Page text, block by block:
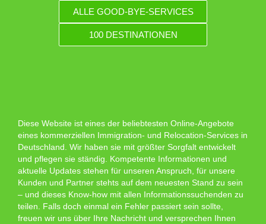
ALLE GOOD-BYE-SERVICES
100 DESTINATIONEN
Diese Website ist eines der beliebtesten Online-Angebote
eines kommerziellen Immigration- und Relocation-Services in
Deutschland. Wir haben sie mit größter Sorgfalt entwickelt
und pflegen sie ständig. Kompetente Informationen und
aktuelle Updates stehen für unseren Anspruch, für unsere
Kunden und Partner stehts auf dem neuesten Stand zu sein
– und dieses Know-how mit allen Informationssuchenden zu
teilen. Falls doch einmal ein Fehler passiert sein sollte,
freuen wir uns über Ihre Nachricht und versprechen Ihnen